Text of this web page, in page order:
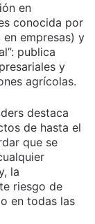
en
conocida por
en empresas) y
publica
y
agrícolas.
destaca
de hasta el
que se
la
riesgo de
en todas las